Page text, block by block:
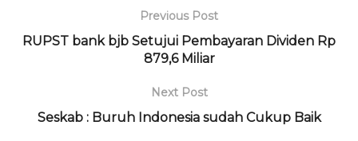
Previous Post
RUPST bank bjb Setujui Pembayaran Dividen Rp
879,6 Miliar
Next Post
Seskab : Buruh Indonesia sudah Cukup Baik